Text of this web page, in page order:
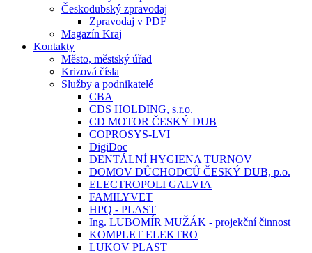
Českodubský zpravodaj
Zpravodaj v PDF
Magazín Kraj
Kontakty
Město, městský úřad
Krizová čísla
Služby a podnikatelé
CBA
CDS HOLDING, s.r.o.
CD MOTOR ČESKÝ DUB
COPROSYS-LVI
DigiDoc
DENTÁLNÍ HYGIENA TURNOV
DOMOV DŮCHODCŮ ČESKÝ DUB, p.o.
ELECTROPOLI GALVIA
FAMILYVET
HPQ - PLAST
Ing. LUBOMÍR MUŽÁK - projekční činnost
KOMPLET ELEKTRO
LUKOV PLAST